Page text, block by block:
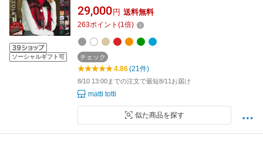
ソーシャルギフト可
トール ブランド マフラー ギフトボックス入り
厚手 バレンタイン プレゼント 誕生日 贈り物 女
性 結婚式 秋 冬 d0014a
29,000 円 送料無料
263ポイント (1倍)
チェック
4.86(21件)
8/10 13:00までの注文で最短8/11お届け
matti totti
似た商品を探す